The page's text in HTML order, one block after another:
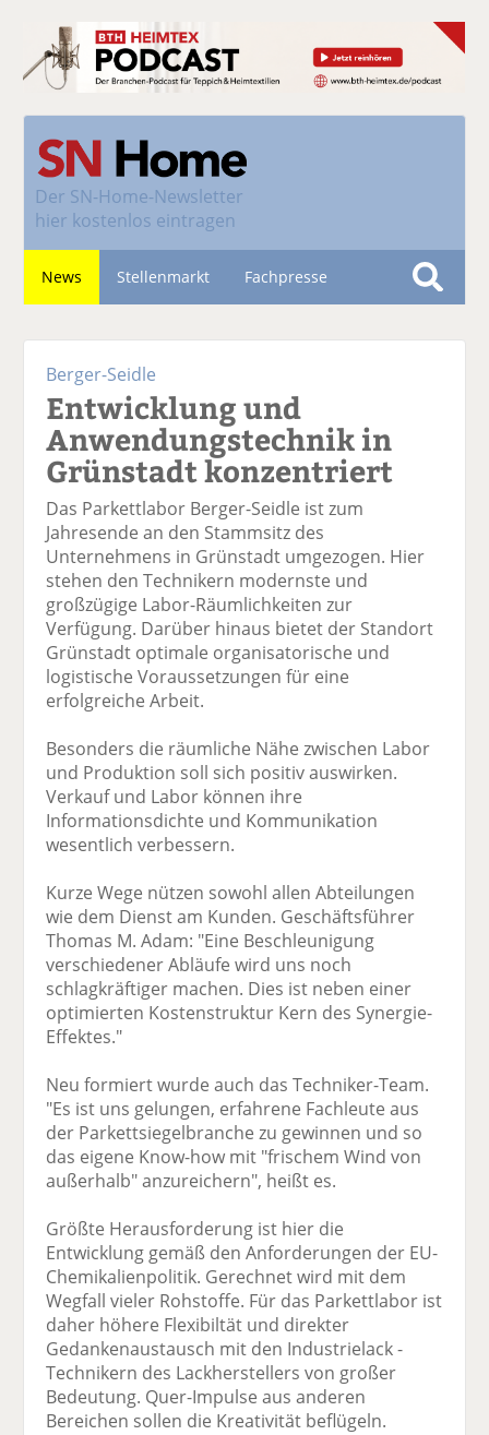
Der SN-Home-Newsletter
hier kostenlos eintragen
News Stellenmarkt Fachpresse
S
Berger-Seidle
Entwicklung und
Anwendungstechnik in
Grünstadt konzentriert
Das Parkettlabor Berger-Seidle ist zum
Jahresende an den Stammsitz des
Unternehmens in Grünstadt umgezogen. Hier
stehen den Technikern modernste und
großzügige Labor-Räumlichkeiten zur
Verfügung. Darüber hinaus bietet der Standort
Grünstadt optimale organisatorische und
logistische Voraussetzungen für eine
erfolgreiche Arbeit.
Besonders die räumliche Nähe zwischen Labor
und Produktion soll sich positiv auswirken.
Verkauf und Labor können ihre
Informationsdichte und Kommunikation
wesentlich verbessern.
Kurze Wege nützen sowohl allen Abteilungen
wie dem Dienst am Kunden. Geschäftsführer
Thomas M. Adam: "Eine Beschleunigung
verschiedener Abläufe wird uns noch
schlagkräftiger machen. Dies ist neben einer
optimierten Kostenstruktur Kern des Synergie-
Effektes."
Neu formiert wurde auch das Techniker-Team.
"Es ist uns gelungen, erfahrene Fachleute aus
der Parkettsiegelbranche zu gewinnen und so
das eigene Know-how mit "frischem Wind von
außerhalb" anzureichern", heißt es.
Größte Herausforderung ist hier die
Entwicklung gemäß den Anforderungen der EU-
Chemikalienpolitik. Gerechnet wird mit dem
Wegfall vieler Rohstoffe. Für das Parkettlabor ist
daher höhere Flexibiltät und direkter
Gedankenaustausch mit den Industrielack -
Technikern des Lackherstellers von großer
Bedeutung. Quer-Impulse aus anderen
Bereichen sollen die Kreativität beflügeln.